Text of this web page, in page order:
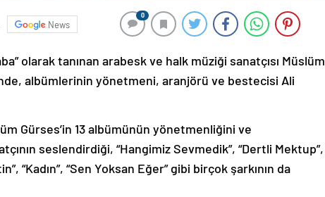
News
0
olarak tanınan arabesk ve halk müziği sanatçısı Müslüm
albümlerinin yönetmeni, aranjörü ve bestecisi Ali
Gürses’in 13 albümünün yönetmenliğini ve
seslendirdiği, “Hangimiz Sevmedik”, “Dertli Mektup”,
“Kadın”, “Sen Yoksan Eğer” gibi birçok şarkının da